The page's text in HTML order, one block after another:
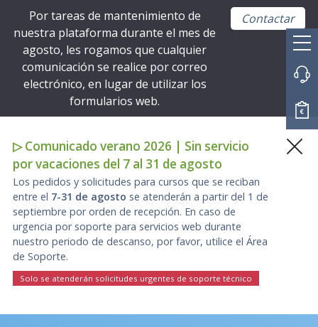
Por tareas de mantenimiento de
nuestra plataforma durante el mes de
agosto, les rogamos que cualquier
comunicación se realice por correo
electrónico, en lugar de utilizar los
formularios web.
Contactar
▷ Comunicado verano 2026 | Sin servicio
por vacaciones del 7 al 31 de agosto
Los pedidos y solicitudes para cursos que se reciban
entre el 7-31 de agosto se atenderán a partir del 1 de
septiembre por orden de recepción. En caso de
urgencia por soporte para servicios web durante
nuestro periodo de descanso, por favor, utilice el Área
de Soporte.
Solo se atenderán solicitudes urgentes de soporte técnico